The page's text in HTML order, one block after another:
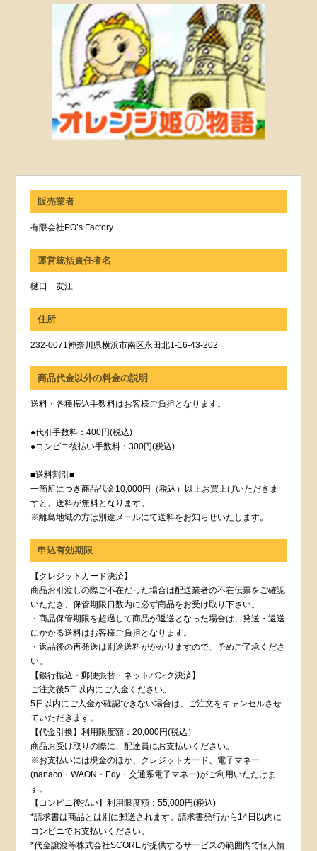
販売業者
有限会社PO’s Factory
運営統括責任者名
樋口 友江
住所
232-0071神奈川県横浜市南区永田北1-16-43-202
商品代金以外の料金の説明
送料・各種振込手数料はお客様ご負担となります。
●代引手数料：400円(税込)
●コンビニ後払い手数料：300円(税込)
■送料割引■
一箇所につき商品代金10,000円（税込）以上お買上げいただきま
すと、送料が無料となります。
※離島地域の方は別途メールにて送料をお知らせいたします。
申込有効期限
【クレジットカード決済】
商品お引渡しの際ご不在だった場合は配送業者の不在伝票をご確認
いただき、保管期限日数内に必ず商品をお受け取り下さい。
・商品保管期限を超過して商品が返送となった場合は、発送・返送
にかかる送料はお客様ご負担となります。
・返品後の再発送は別途送料がかかりますので、予めご了承くださ
い。
【銀行振込・郵便振替・ネットバンク決済】
ご注文後5日以内にご入金ください。
5日以内にご入金が確認できない場合は、ご注文をキャンセルさせ
ていただきます。
【代金引換】利用限度額：20,000円(税込）
商品お受け取りの際に、配達員にお支払いください。
※お支払いには現金のほか、クレジットカード、電子マネー
(nanaco・WAON・Edy・交通系電子マネー)がご利用いただけま
す。
【コンビニ後払い】利用限度額：55,000円(税込)
*請求書は商品とは別に郵送されます。請求書発行から14日以内に
コンビニでお支払いください。
*代金譲渡等株式会社SCOREが提供するサービスの範囲内で個人情